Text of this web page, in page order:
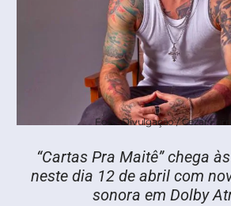
Foto: Divulgação / Cezar
“Cartas Pra Maitê” chega
neste dia 12 de abril com
sonora em Dolby